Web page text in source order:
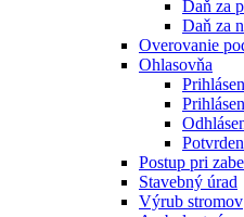
Daň za
Daň za
Overovanie
Ohlasovňa
Postup pri
Stavebný úrad
Výrub stromov